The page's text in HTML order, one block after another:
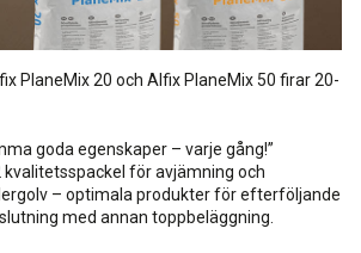
målarfärg
PlaneMix 20 och Alfix PlaneMix 50 firar 20-
goda egenskaper – varje gång!”
för avjämning och
– optimala produkter för efterföljande
med annan toppbeläggning.